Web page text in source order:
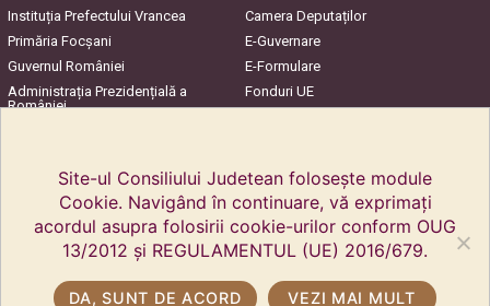
Instituția Prefectului Vrancea
Camera Deputaților
Primăria Focşani
E-Guvernare
Guvernul României
E-Formulare
Administrația Prezidențială a
României
Fonduri UE
Site-ul Consiliului Judetean folosește module
Cookie. Navigând în continuare, vă exprimați
acordul asupra folosirii cookie-urilor conform OUG
13/2012 și REGULAMENTUL (UE) 2016/679.
DA, SUNT DE ACORD VEZI MAI MULT